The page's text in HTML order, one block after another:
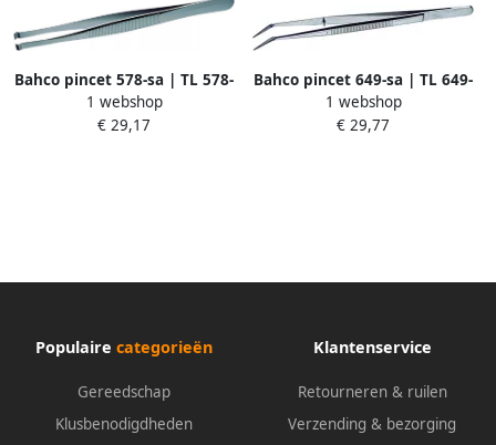
Bahco pincet 578-sa | TL 578-
SA
1 webshop
€ 29,17
Bahco pincet 649-sa | TL 649-
SA
1 webshop
€ 29,77
Populaire categorieën
Gereedschap
Klusbenodigdheden
Klantenservice
Retourneren & ruilen
Verzending & bezorging